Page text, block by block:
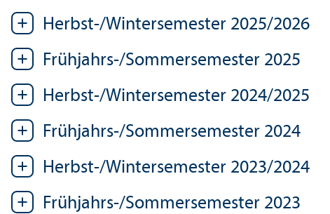
Herbst-/Wintersemester 2025/2026
Frühjahrs-/Sommersemester 2025
Herbst-/Wintersemester 2024/2025
Frühjahrs-/Sommersemester 2024
Herbst-/Wintersemester 2023/2024
Frühjahrs-/Sommersemester 2023